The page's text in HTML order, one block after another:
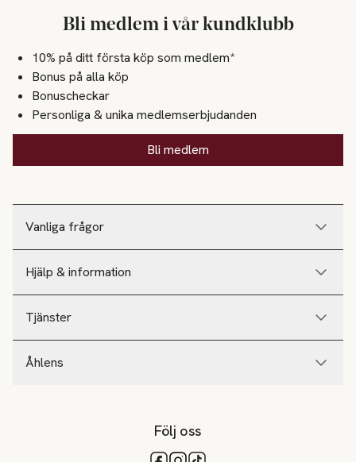
Vanliga frågor
Hjälp & information
Tjänster
Åhlens
Bli medlem i vår kundklubb
10% på ditt första köp som medlem*
Bonus på alla köp
Bonuscheckar
Personliga & unika medlemserbjudanden
Bli medlem
Följ oss